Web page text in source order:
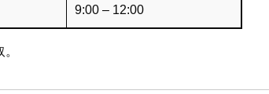
9:00 – 12:00